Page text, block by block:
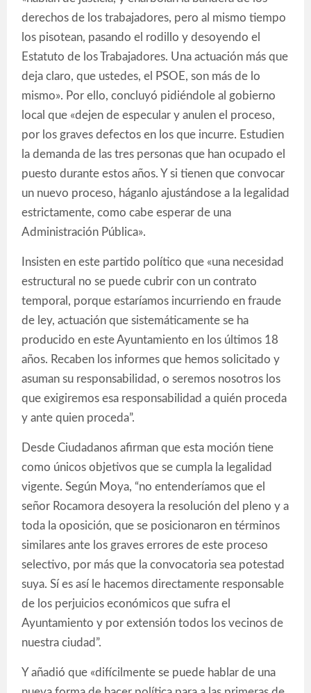
derechos de los trabajadores, pero al mismo tiempo
los pisotean, pasando el rodillo y desoyendo el
Estatuto de los Trabajadores. Una actuación más que
deja claro, que ustedes, el PSOE, son más de lo
mismo». Por ello, concluyó pidiéndole al gobierno
local que «dejen de especular y anulen el proceso,
por los graves defectos en los que incurre. Estudien
la demanda de las tres personas que han ocupado el
puesto durante estos años. Y si tienen que convocar
un nuevo proceso, háganlo ajustándose a la legalidad
estrictamente, como cabe esperar de una
Administración Pública».
Insisten en este partido político que «una necesidad
estructural no se puede cubrir con un contrato
temporal, porque estaríamos incurriendo en fraude
de ley, actuación que sistemáticamente se ha
producido en este Ayuntamiento en los últimos 18
años. Recaben los informes que hemos solicitado y
asuman su responsabilidad, o seremos nosotros los
que exigiremos esa responsabilidad a quién proceda
y ante quien proceda”.
Desde Ciudadanos afirman que esta moción tiene
como únicos objetivos que se cumpla la legalidad
vigente. Según Moya, “no entenderíamos que el
señor Rocamora desoyera la resolución del pleno y a
toda la oposición, que se posicionaron en términos
similares ante los graves errores de este proceso
selectivo, por más que la convocatoria sea potestad
suya. Sí es así le hacemos directamente responsable
de los perjuicios económicos que sufra el
Ayuntamiento y por extensión todos los vecinos de
nuestra ciudad”.
Y añadió que «difícilmente se puede hablar de una